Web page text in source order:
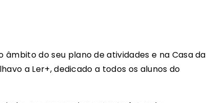
âmbito do seu plano de atividades e na Casa da
a Ler+, dedicado a todos os alunos do